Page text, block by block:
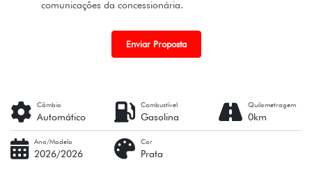
comunicações da concessionária.
Enviar Proposta
Câmbio
Automático
Combustível
Gasolina
Quilometragem
0km
Ano/Modelo
2026/2026
Cor
Prata